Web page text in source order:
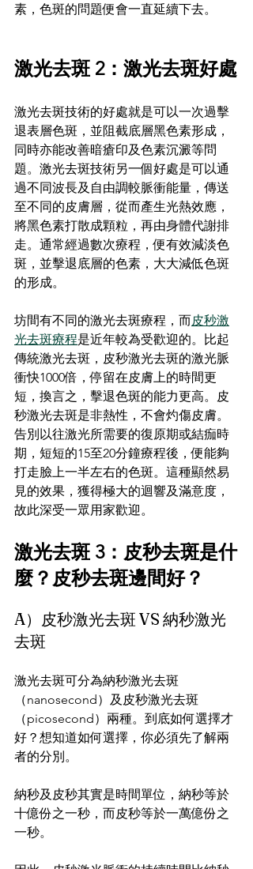
素，色斑的問題便會一直延續下去。
激光去斑 2：激光去斑好處
激光去斑技術的好處就是可以一次過擊
退表層色斑，並阻截底層黑色素形成，
同時亦能改善暗瘡印及色素沉澱等問
題。激光去斑技術另一個好處是可以通
過不同波長及自由調較脈衝能量，傳送
至不同的皮膚層，從而產生光熱效應，
將黑色素打散成顆粒，再由身體代謝排
走。通常經過數次療程，便有效減淡色
斑，並擊退底層的色素，大大減低色斑
的形成。
坊間有不同的激光去斑療程，而皮秒激
光去斑療程是近年較為受歡迎的。比起
傳統激光去斑，皮秒激光去斑的激光脈
衝快1000倍，停留在皮膚上的時間更
短，換言之，擊退色斑的能力更高。皮
秒激光去斑是非熱性，不會灼傷皮膚。
告別以往激光所需要的復原期或結痂時
期，短短的15至20分鐘療程後，便能夠
打走臉上一半左右的色斑。這種顯然易
見的效果，獲得極大的迴響及滿意度，
故此深受一眾用家歡迎。
激光去斑 3：皮秒去斑是什
麼？皮秒去斑邊間好？
A）皮秒激光去斑 VS 納秒激光
去斑
激光去斑可分為納秒激光去斑
（nanosecond）及皮秒激光去斑
（picosecond）兩種。到底如何選擇才
好？想知道如何選擇，你必須先了解兩
者的分別。
納秒及皮秒其實是時間單位，納秒等於
十億份之一秒，而皮秒等於一萬億份之
一秒。